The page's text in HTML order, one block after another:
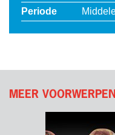
Periode
MEER